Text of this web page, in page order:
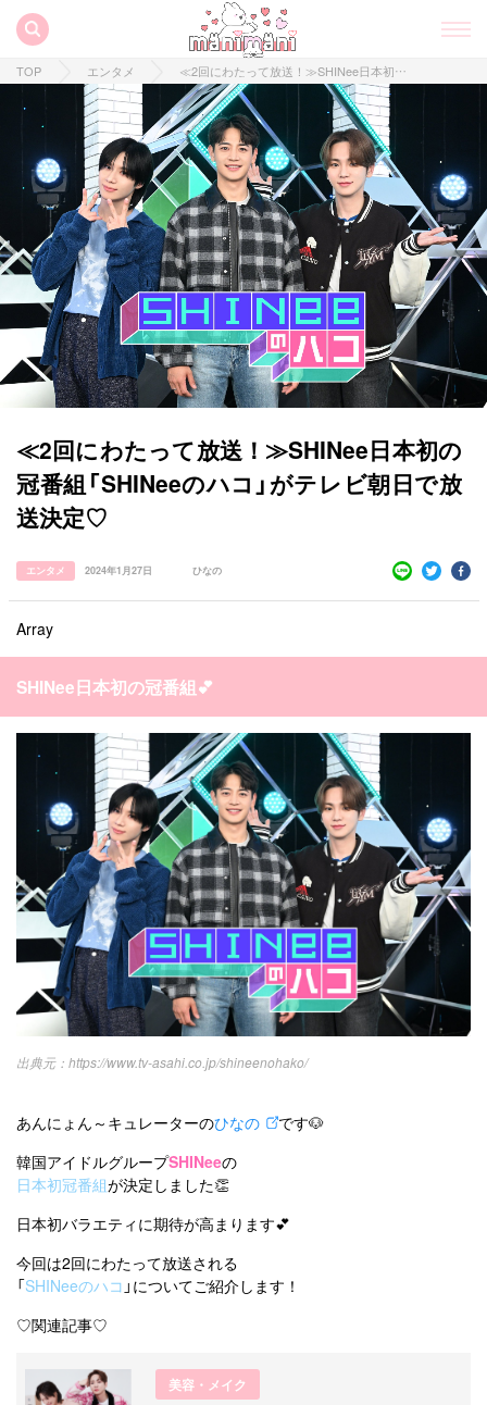
すべての記事
manimani について
カテゴリー一覧
タグ一覧
キュレーター一覧
運営会社
利用規約
プライバシーポリシー
韓国 オルチャン 韓国コスメ 韓国トレンド
韓国旅行 韓国ファッション 韓国アイドル
メイク k-pop コスメ ファッション
kpop トレンド 韓国メイク
オルチャンメイク twice 人気 アイドル
韓国ドラマ カフェ かわいい
TOP エンタメ ≪2回にわたって放送！≫SHINee日本初の冠番組「SHINeeのハコ」がテレビ朝日で放送決定♡
≪2回にわたって放送！≫SHINee日本初の
冠番組「SHINeeのハコ」がテレビ朝日で放
送決定♡
エンタメ 2024年1月27日 ひなの
Array
SHINee日本初の冠番組💕
https://www.tv-asahi.co.jp/shineenohako/
あんにょん～キュレーターのひなの
です🐶
韓国アイドルグループSHINeeの
日本初冠番組が決定しました👏
日本初バラエティに期待が高まります💕
今回は2回にわたって放送される
「SHINeeのハコ 」についてご紹介します！
♡関連記事♡
美容・メイク